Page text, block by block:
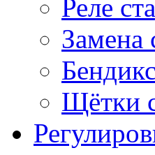
Реле
Замена
Щётки